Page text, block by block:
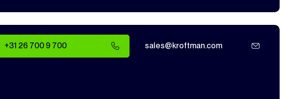
+31 26 700 9 700 sales@kroftman.com